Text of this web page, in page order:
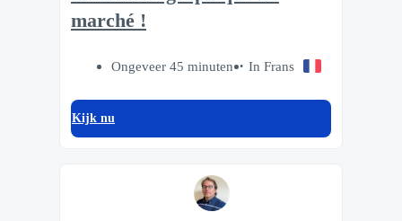
marché !
Ongeveer 45 minuten In Frans
Kijk nu